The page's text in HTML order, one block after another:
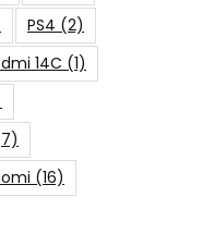
PS4 (2)
14C (1)
(16)